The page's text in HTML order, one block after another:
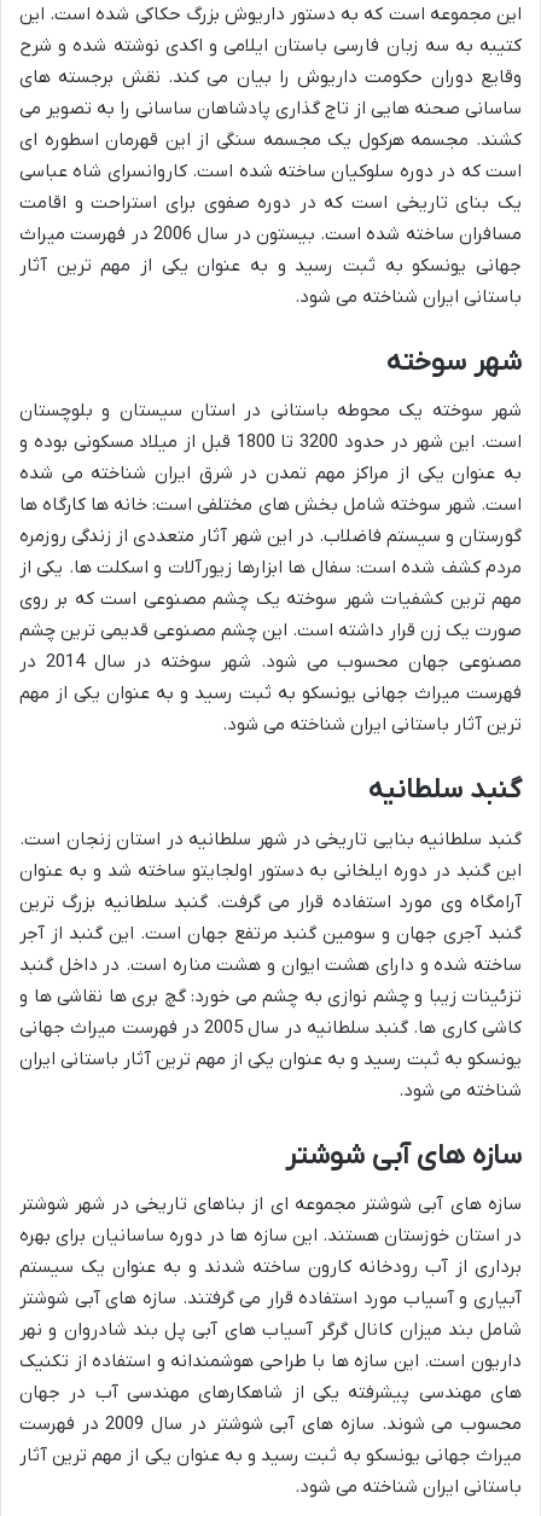
این مجموعه است که به دستور داریوش بزرگ حکاکی شده است. این
کتیبه به سه زبان فارسی باستان ایلامی و اکدی نوشته شده و شرح
وقایع دوران حکومت داریوش را بیان می کند. نقش برجسته های
ساسانی صحنه هایی از تاج گذاری پادشاهان ساسانی را به تصویر می
کشند. مجسمه هرکول یک مجسمه سنگی از این قهرمان اسطوره ای
است که در دوره سلوکیان ساخته شده است. کاروانسرای شاه عباسی
یک بنای تاریخی است که در دوره صفوی برای استراحت و اقامت
مسافران ساخته شده است. بیستون در سال 2006 در فهرست میراث
جهانی یونسکو به ثبت رسید و به عنوان یکی از مهم ترین آثار
باستانی ایران شناخته می شود.
شهر سوخته
شهر سوخته یک محوطه باستانی در استان سیستان و بلوچستان
است. این شهر در حدود 3200 تا 1800 قبل از میلاد مسکونی بوده و
به عنوان یکی از مراکز مهم تمدن در شرق ایران شناخته می شده
است. شهر سوخته شامل بخش های مختلفی است: خانه ها کارگاه ها
گورستان و سیستم فاضلاب. در این شهر آثار متعددی از زندگی روزمره
مردم کشف شده است: سفال ها ابزارها زیورآلات و اسکلت ها. یکی از
مهم ترین کشفیات شهر سوخته یک چشم مصنوعی است که بر روی
صورت یک زن قرار داشته است. این چشم مصنوعی قدیمی ترین چشم
مصنوعی جهان محسوب می شود. شهر سوخته در سال 2014 در
فهرست میراث جهانی یونسکو به ثبت رسید و به عنوان یکی از مهم
ترین آثار باستانی ایران شناخته می شود.
گنبد سلطانیه
گنبد سلطانیه بنایی تاریخی در شهر سلطانیه در استان زنجان است.
این گنبد در دوره ایلخانی به دستور اولجایتو ساخته شد و به عنوان
آرامگاه وی مورد استفاده قرار می گرفت. گنبد سلطانیه بزرگ ترین
گنبد آجری جهان و سومین گنبد مرتفع جهان است. این گنبد از آجر
ساخته شده و دارای هشت ایوان و هشت مناره است. در داخل گنبد
تزئینات زیبا و چشم نوازی به چشم می خورد: گچ بری ها نقاشی ها و
کاشی کاری ها. گنبد سلطانیه در سال 2005 در فهرست میراث جهانی
یونسکو به ثبت رسید و به عنوان یکی از مهم ترین آثار باستانی ایران
شناخته می شود.
سازه های آبی شوشتر
سازه های آبی شوشتر مجموعه ای از بناهای تاریخی در شهر شوشتر
در استان خوزستان هستند. این سازه ها در دوره ساسانیان برای بهره
برداری از آب رودخانه کارون ساخته شدند و به عنوان یک سیستم
آبیاری و آسیاب مورد استفاده قرار می گرفتند. سازه های آبی شوشتر
شامل بند میزان کانال گرگر آسیاب های آبی پل بند شادروان و نهر
داریون است. این سازه ها با طراحی هوشمندانه و استفاده از تکنیک
های مهندسی پیشرفته یکی از شاهکارهای مهندسی آب در جهان
محسوب می شوند. سازه های آبی شوشتر در سال 2009 در فهرست
میراث جهانی یونسکو به ثبت رسید و به عنوان یکی از مهم ترین آثار
باستانی ایران شناخته می شود.